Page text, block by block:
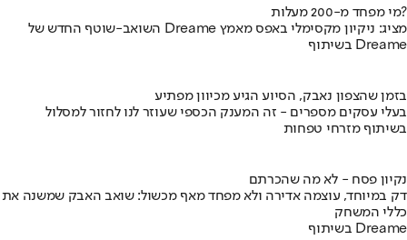
מי מפחד מ-200 מעלות?
השואב-שוטף החדש של Dreame מציג: ניקיון מקסימלי באפס מאמץ
בשיתוף Dreame
בזמן שהצפון נאבק, הסיוע הגיע מכיוון מפתיע
בעלי עסקים מספרים - זה המענק הכספי שעוזר לנו לחזור למסלול
בשיתוף מזרחי טפחות
נקיון פסח - לא מה שהכרתם
דק במיוחד, עוצמה אדירה ולא מפחד מאף מכשול: שואב האבק שמשנה את
כללי המשחק
בשיתוף Dreame